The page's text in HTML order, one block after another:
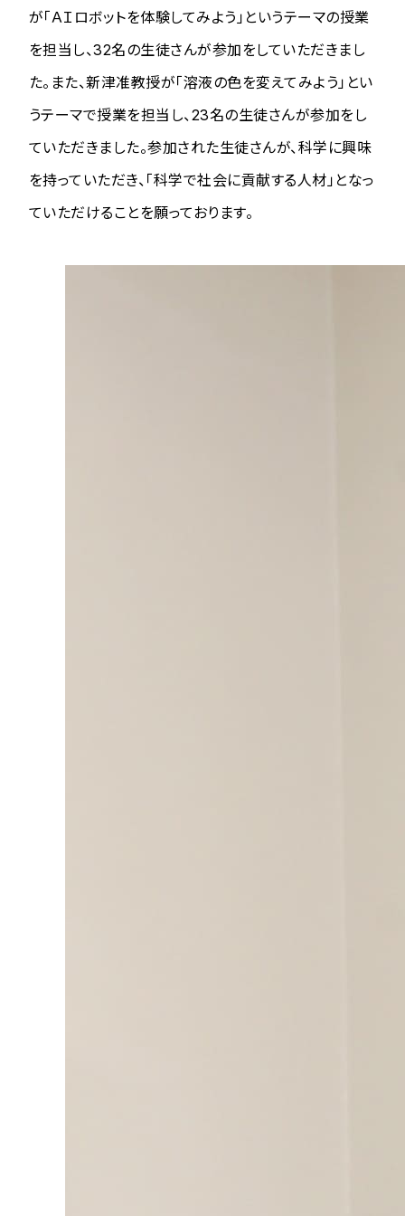
が「ＡＩロボットを体験してみよう」というテーマの授業
を担当し、32名の生徒さんが参加をしていただきまし
た。また、新津准教授が「溶液の色を変えてみよう」とい
うテーマで授業を担当し、23名の生徒さんが参加をし
ていただきました。参加された生徒さんが、科学に興味
を持っていただき、「科学で社会に貢献する人材」となっ
ていただけることを願っております。